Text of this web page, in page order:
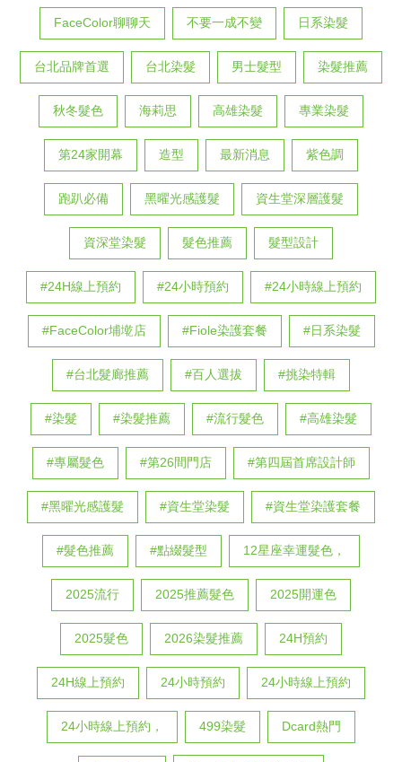
FaceColor聊聊天 不要一成不變 日系染髮
台北品牌首選 台北染髮 男士髮型 染髮推薦
秋冬髮色 海莉思 高雄染髮 專業染髮
第24家開幕 造型 最新消息 紫色調
跑趴必備 黑曜光感護髮 資生堂深層護髮
資深堂染髮 髮色推薦 髮型設計
#24H線上預約 #24小時預約 #24小時線上預約
#FaceColor埔墘店 #Fiole染護套餐 #日系染髮
#台北髮廊推薦 #百人選拔 #挑染特輯
#染髮 #染髮推薦 #流行髮色 #高雄染髮
#專屬髮色 #第26間門店 #第四屆首席設計師
#黑曜光感護髮 #資生堂染髮 #資生堂染護套餐
#髮色推薦 #點綴髮型 12星座幸運髮色，
2025流行 2025推薦髮色 2025開運色
2025髮色 2026染髮推薦 24H預約
24H線上預約 24小時預約 24小時線上預約
24小時線上預約， 499染髮 Dcard熱門